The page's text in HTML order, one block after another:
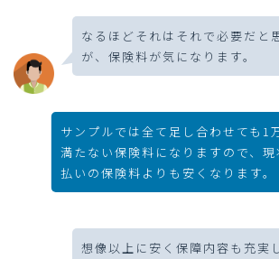
なるほどそれはそれで必要だと
が、保険料が気になります。
サンプルでは全て足し合わせても1
満たない保険料になりますので、現
払いの保険料よりも安くなります。
想像以上に安く保障内容も充実